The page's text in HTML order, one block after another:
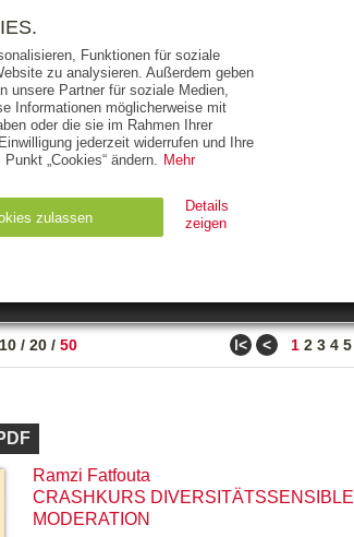
REIHE ZUM THEMA
10 / 20 / 50 ǀ< < 1 2 3 4 5
Ramzi Fatfouta
CRASHKURS DIVERSITÄTSSENSIBLE
MODERATION
Funktionen für soziale
zu analysieren. Außerdem geben
unsere Partner für soziale Medien,
Informationen möglicherweise mit
oder die sie im Rahmen Ihrer
jederzeit widerrufen und Ihre
„Cookies“ ändern. Mehr
zulassen
Details
zeigen
Ablauf
Typ
verwendet HTTP